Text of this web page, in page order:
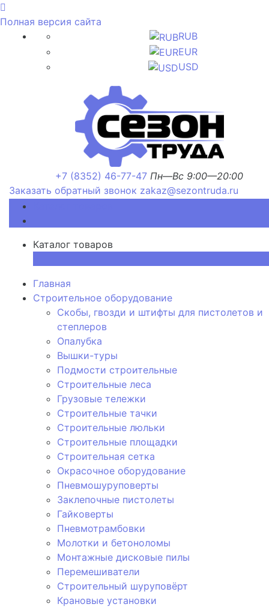
Полная версия сайта
RUB
EUR
USD
+7 (8352) 46-77-47 Пн—Вс 9:00—20:00
Заказать обратный звонок zakaz@sezontruda.ru
Каталог товаров
Главная
Строительное оборудование
Скобы, гвозди и штифты для пистолетов и
степлеров
Опалубка
Вышки-туры
Подмости строительные
Строительные леса
Грузовые тележки
Строительные тачки
Строительные люльки
Строительные площадки
Строительная сетка
Окрасочное оборудование
Пневмошуруповерты
Заклепочные пистолеты
Гайковерты
Пневмотрамбовки
Молотки и бетоноломы
Монтажные дисковые пилы
Перемешиватели
Строительный шуруповёрт
Крановые установки